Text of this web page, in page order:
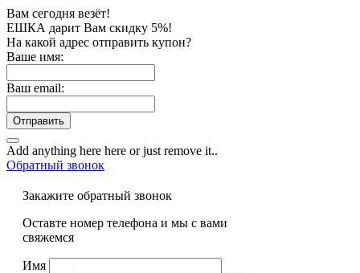
Вам сегодня везёт!
ЕШКА дарит Вам скидку 5%!
На какой адрес отправить купон?
Ваше имя:
Ваш email:
Отправить
Add anything here here or just remove it..
Обратный звонок
Закажите обратный звонок
Оставте номер телефона и мы с вами
свяжемся
Имя